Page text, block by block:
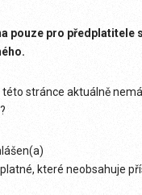
pouze pro předplatitele
stránce aktuálně
které neobsahuje